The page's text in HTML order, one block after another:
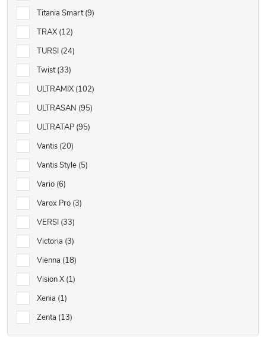
Titania Smart 9
TRAX 12
TURSI 24
Twist 33
ULTRAMIX 102
ULTRASAN 95
ULTRATAP 95
Vantis 20
Vantis Style 5
Vario 6
Varox Pro 3
VERSI 33
Victoria 3
Vienna 18
Vision X 1
Xenia 1
Zenta 13